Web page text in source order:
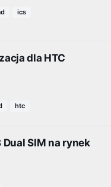
ics
dla HTC
htc
SIM na rynek